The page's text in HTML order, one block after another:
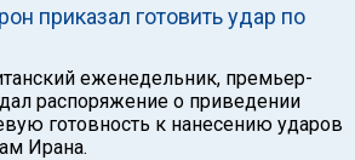
приказал готовить удар по
еженедельник, премьер-
распоряжение о приведении
готовность к нанесению ударов
Ирана.